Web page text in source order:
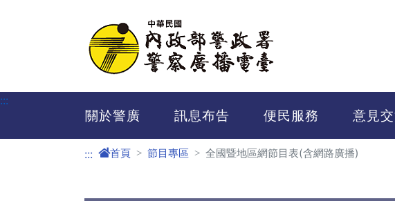
:::
關於警廣 訊息布告 便民服務 意見
::: 首頁 節目專區 全國暨地區網節目表(含網路廣播)